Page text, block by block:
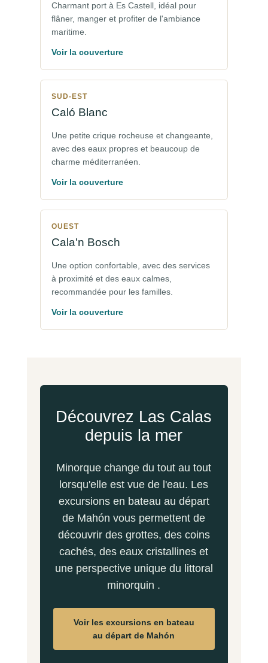
Charmant port à Es Castell, idéal pour
flâner, manger et profiter de l'ambiance
maritime.
Voir la couverture
SUD-EST
Caló Blanc
Une petite crique rocheuse et changeante,
avec des eaux propres et beaucoup de
charme méditerranéen.
Voir la couverture
OUEST
Cala'n Bosch
Une option confortable, avec des services
à proximité et des eaux calmes,
recommandée pour les familles.
Voir la couverture
Découvrez Las Calas
depuis la mer
Minorque change du tout au tout
lorsqu'elle est vue de l'eau. Les
excursions en bateau au départ
de Mahón vous permettent de
découvrir des grottes, des coins
cachés, des eaux cristallines et
une perspective unique du littoral
minorquin .
Voir les excursions en bateau
au départ de Mahón